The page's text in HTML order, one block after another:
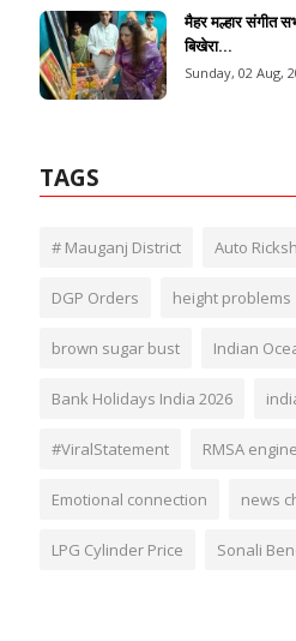
मैहर मल्हार संगीत
बिखेरा...
Sunday, 02 Aug,
TAGS
# Mauganj District Auto
DGP Orders height problems
brown sugar bust Indian
Bank Holidays India 2026
#ViralStatement RMSA
Emotional connection news
LPG Cylinder Price Sonali